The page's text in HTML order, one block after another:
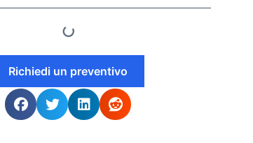
Richiedi un preventivo